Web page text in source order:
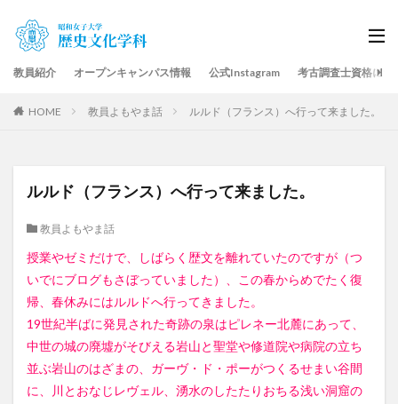
教員紹介 オープンキャンパス情報 公式Instagram 考古調査士資格につ
HOME 教員よもやま話 ルルド（フランス）へ行って来ました。
ルルド（フランス）へ行って来ました。
教員よもやま話
授業やゼミだけで、しばらく歴文を離れていたのですが（つ
いでにブログもさぼっていました）、この春からめでたく復
帰、春休みにはルルドへ行ってきました。
19世紀半ばに発見された奇跡の泉はピレネー北麓にあって、
中世の城の廃墟がそびえる岩山と聖堂や修道院や病院の立ち
並ぶ岩山のはざまの、ガーヴ・ド・ポーがつくるせまい谷間
に、川とおなじレヴェル、湧水のしたたりおちる浅い洞窟の